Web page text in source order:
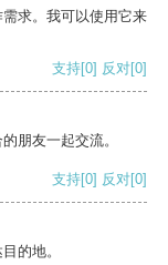
求。我可以使用它来
支持[0] 反对[0]
朋友一起交流。
支持[0] 反对[0]
的地。